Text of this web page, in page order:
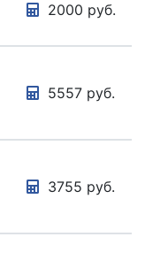
2000 руб.
5557 руб.
3755 руб.